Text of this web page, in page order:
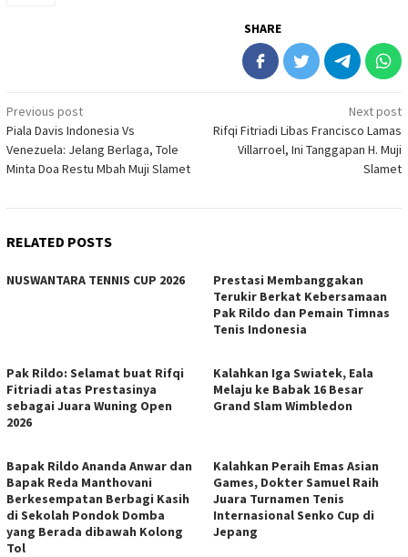
SHARE
Post
navigation
Previous post
Piala Davis Indonesia Vs
Venezuela: Jelang Berlaga, Tole
Minta Doa Restu Mbah Muji Slamet
Next post
Rifqi Fitriadi Libas Francisco Lamas
Villarroel, Ini Tanggapan H. Muji
Slamet
RELATED POSTS
NUSWANTARA TENNIS CUP 2026
Prestasi Membanggakan
Terukir Berkat Kebersamaan
Pak Rildo dan Pemain Timnas
Tenis Indonesia
Pak Rildo: Selamat buat Rifqi
Fitriadi atas Prestasinya
sebagai Juara Wuning Open
2026
Kalahkan Iga Swiatek, Eala
Melaju ke Babak 16 Besar
Grand Slam Wimbledon
Bapak Rildo Ananda Anwar dan
Bapak Reda Manthovani
Berkesempatan Berbagi Kasih
di Sekolah Pondok Domba
yang Berada dibawah Kolong
Tol
Kalahkan Peraih Emas Asian
Games, Dokter Samuel Raih
Juara Turnamen Tenis
Internasional Senko Cup di
Jepang